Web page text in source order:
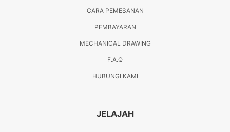
CARA PEMESANAN
PEMBAYARAN
MECHANICAL DRAWING
F.A.Q
HUBUNGI KAMI
JELAJAH